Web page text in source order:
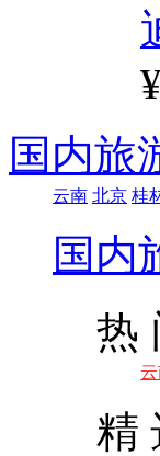
国内旅
云南 北京 桂
国内
热
精